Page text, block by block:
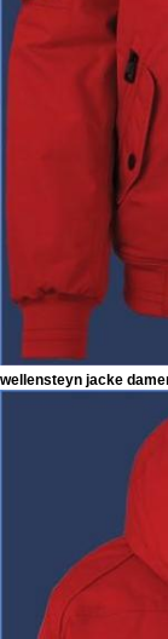
wellensteyn jacke